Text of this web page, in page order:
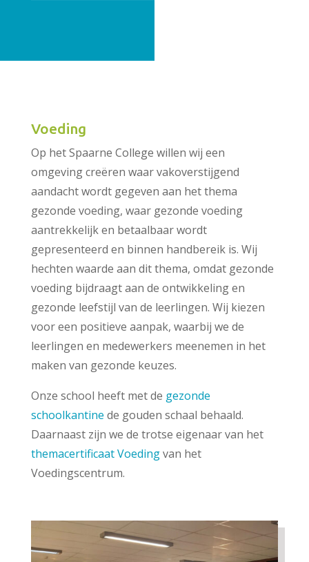
Voeding
Op het Spaarne College willen wij een
omgeving creëren waar vakoverstijgend
aandacht wordt gegeven aan het thema
gezonde voeding, waar gezonde voeding
aantrekkelijk en betaalbaar wordt
gepresenteerd en binnen handbereik is. Wij
hechten waarde aan dit thema, omdat gezonde
voeding bijdraagt aan de ontwikkeling en
gezonde leefstijl van de leerlingen. Wij kiezen
voor een positieve aanpak, waarbij we de
leerlingen en medewerkers meenemen in het
maken van gezonde keuzes.
Onze school heeft met de gezonde
schoolkantine de gouden schaal behaald.
Daarnaast zijn we de trotse eigenaar van het
themacertificaat Voedingvan het
Voedingscentrum.